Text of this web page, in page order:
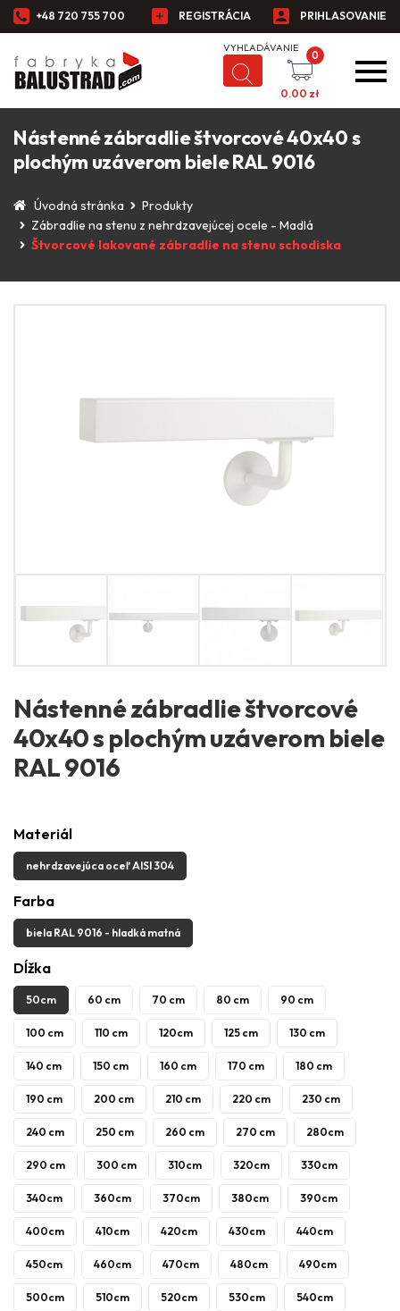
+48 720 755 700 REGISTRÁCIA PRIHLASOVANIE
0
0.00 zł
Nástenné zábradlie štvorcové 40x40 s
plochým uzáverom biele RAL 9016
Úvodná stránka
Produkty
Zábradlie na stenu z nehrdzavejúcej ocele - Madlá
Štvorcové lakované zábradlie na stenu schodiska
Nástenné zábradlie štvorcové
40x40 s plochým uzáverom biele
RAL 9016
Materiál
nehrdzavejúca oceľ AISI 304
Farba
biela RAL 9016 - hladká matná
Dĺžka
50cm 60 cm 70 cm 80 cm 90 cm
100 cm 110 cm 120cm 125 cm 130 cm
140 cm 150 cm 160 cm 170 cm 180 cm
190 cm 200 cm 210 cm 220 cm 230 cm
240 cm 250 cm 260 cm 270 cm 280cm
290 cm 300 cm 310cm 320cm 330cm
340cm 360cm 370cm 380cm 390cm
400cm 410cm 420cm 430cm 440cm
450cm 460cm 470cm 480cm 490cm
500cm 510cm 520cm 530cm 540cm